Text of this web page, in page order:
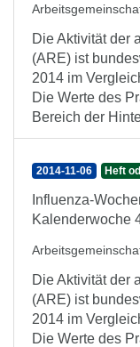
Die Aktivität der
(ARE) ist
2014 im
Die Werte des
Bereich der
2014-11-06 Heft
Influenza-
Kalenderwoche
Die Aktivität der
(ARE) ist
2014 im
Die Werte des